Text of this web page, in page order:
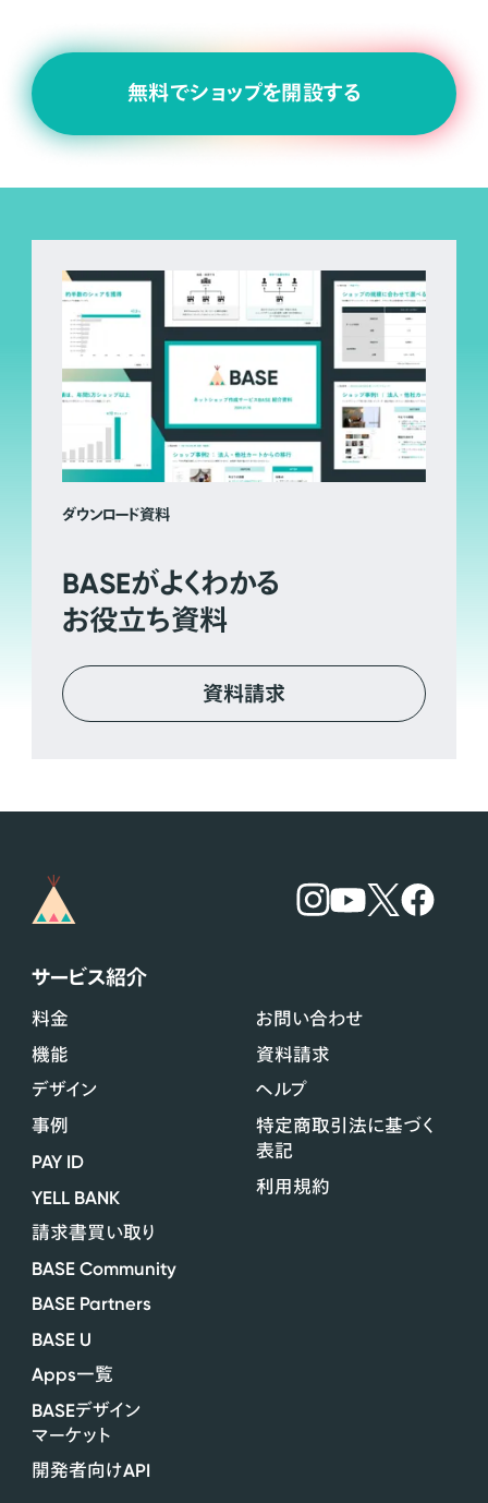
無料でショップを開設する
ダウンロード資料
BASEがよくわかる
お役立ち資料
資料請求
サービス紹介
料金
機能
デザイン
事例
PAY ID
YELL BANK
請求書買い取り
BASE Community
BASE Partners
BASE U
Apps一覧
BASEデザイン
マーケット
開発者向けAPI
お問い合わせ
資料請求
ヘルプ
特定商取引法に基づく
表記
利用規約